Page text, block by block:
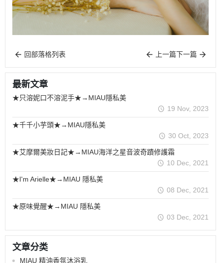
回部落格列表 上一篇下一篇
最新文章
★只溶妮口不溶泥手★→MIAU隱私美
19 Nov, 2023
★千千小芋頭★→MIAU隱私美
30 Oct, 2023
★艾摩爾美妝日記★→MIAU海洋之星音波奇蹟修護霜
10 Dec, 2021
★I'm Arielle★→MIAU 隱私美
08 Dec, 2021
★原味覺醒★→MIAU 隱私美
03 Dec, 2021
文章分类
MIAU 精油香氛沐浴乳